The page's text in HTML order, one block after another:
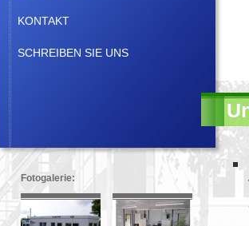
KONTAKT
SCHREIBEN SIE UNS
Fotogalerie: